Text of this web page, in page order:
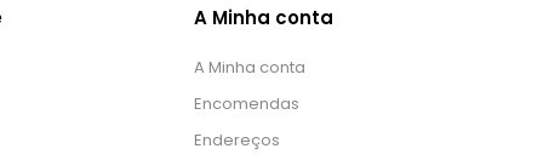
A Minha conta
A Minha conta
Encomendas
Endereços